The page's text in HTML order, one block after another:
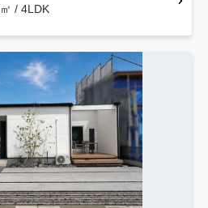
/ 4LDK